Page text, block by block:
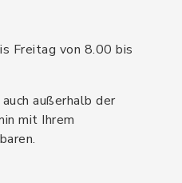
Freitag von 8.00 bis
außerhalb der
mit Ihrem